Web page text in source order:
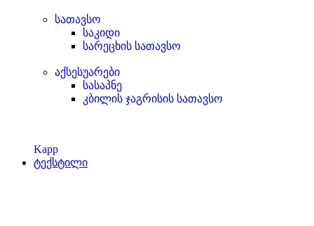
სათავსო
საკიდი
სარეცხის სათავსო
აქსესუარები
სასაპნე
კბილის ჯაგრისის სათავსო
Kapp
ტექსტილი